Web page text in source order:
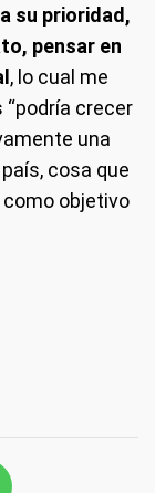
su prioridad,
pensar en
, lo cual me
“podría crecer
una
cosa que
objetivo